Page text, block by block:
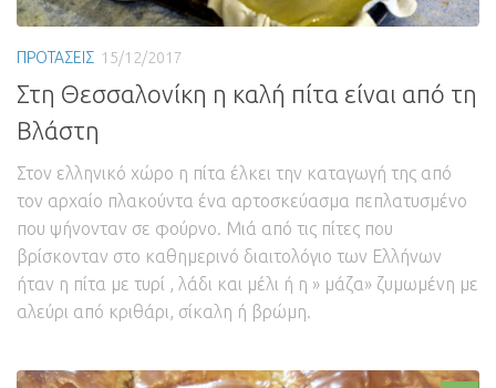
ΠΡΟΤΑΣΕΙΣ 15/12/2017
Στη Θεσσαλονίκη η καλή πίτα είναι από τη
Βλάστη
Στον ελληνικό χώρο η πίτα έλκει την καταγωγή της από
τον αρχαίο πλακούντα ένα αρτοσκεύασμα πεπλατυσμένο
που ψήνονταν σε φούρνο. Μιά από τις πίτες που
βρίσκονταν στο καθημερινό διαιτολόγιο των Ελλήνων
ήταν η πίτα με τυρί , λάδι και μέλι ή η » μάζα» ζυμωμένη με
αλεύρι από κριθάρι, σίκαλη ή βρώμη.